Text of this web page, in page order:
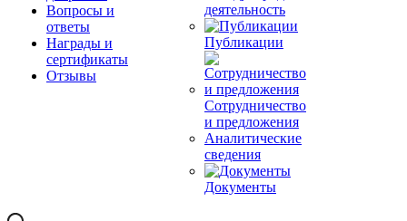
Вопросы и
ответы
Награды и
сертификаты
Отзывы
деятельность
Публикации
Сотрудничество
и предложения
Аналитические
сведения
Документы